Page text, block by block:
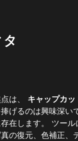
は、 キャップカ
げるのは興味深い
在します。 ツー
の復元、色補正、